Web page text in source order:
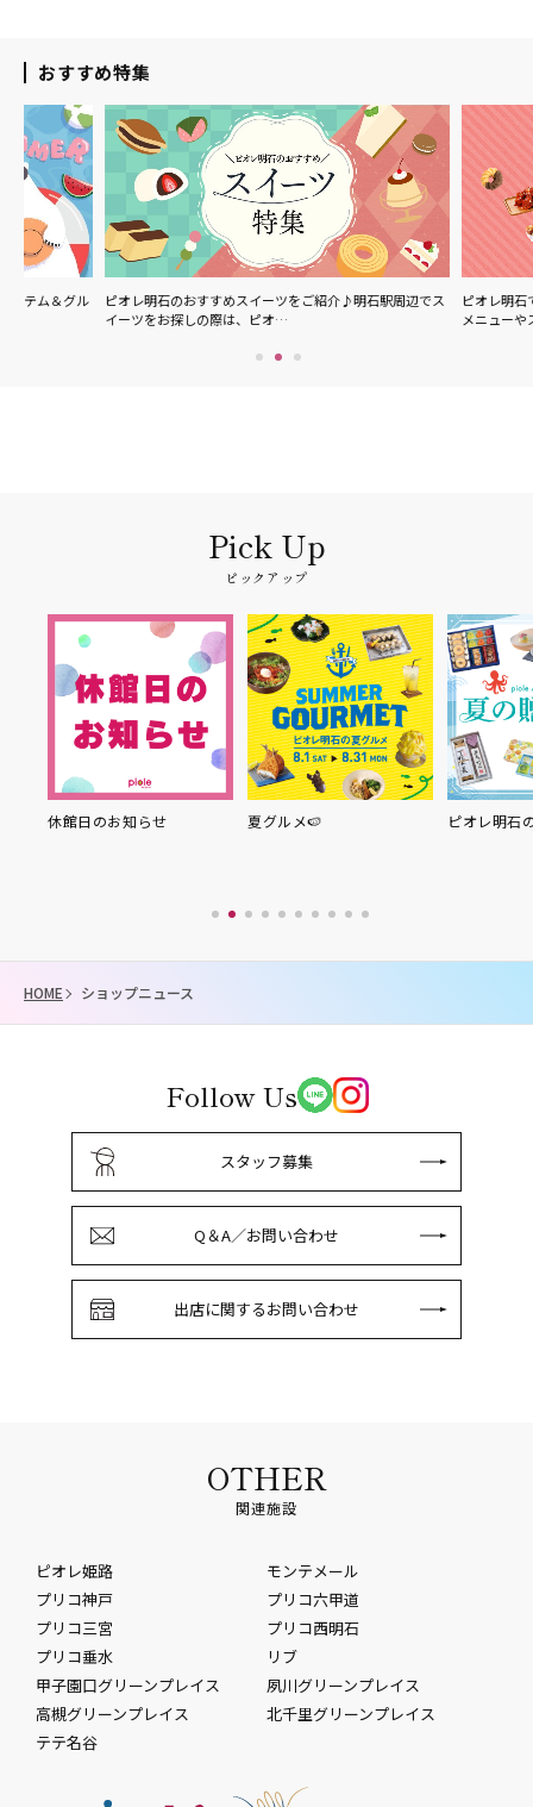
おすすめ特集
ピオレ明石のおすすめスイーツをご紹介♪明石駅周辺でス
イーツをお探しの際は、ピオ…
ピオレ明石で食べられ
メニューやスイーツな
ピックアップ
休館日のお知らせ 夏グルメ🍉 ピオレ明石
HOME ショップニュース
Follow Us
スタッフ募集
Q＆A／お問い合わせ
出店に関するお問い合わせ
OTHER
関連施設
ピオレ姫路
モンテメール
プリコ神戸
プリコ六甲道
プリコ三宮
プリコ西明石
プリコ垂水
リブ
甲子園口グリーンプレイス
夙川グリーンプレイス
高槻グリーンプレイス
北千里グリーンプレイス
テテ名谷